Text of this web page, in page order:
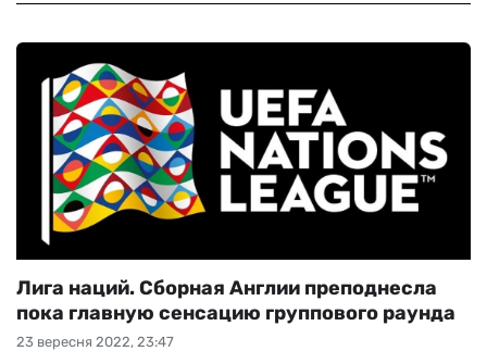
23 вересня 2022, 23:47
Лига наций. Сборная Англии преподнесла
пока главную сенсацию группового раунда